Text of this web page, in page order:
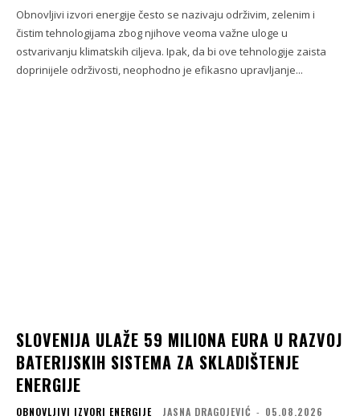
Obnovljivi izvori energije često se nazivaju održivim, zelenim i
čistim tehnologijama zbog njihove veoma važne uloge u
ostvarivanju klimatskih ciljeva. Ipak, da bi ove tehnologije zaista
doprinijele održivosti, neophodno je efikasno upravljanje...
SLOVENIJA ULAŽE 59 MILIONA EURA U RAZVOJ
BATERIJSKIH SISTEMA ZA SKLADIŠTENJE
ENERGIJE
OBNOVLJIVI IZVORI ENERGIJE JASNA DRAGOJEVIĆ - 05.08.2026